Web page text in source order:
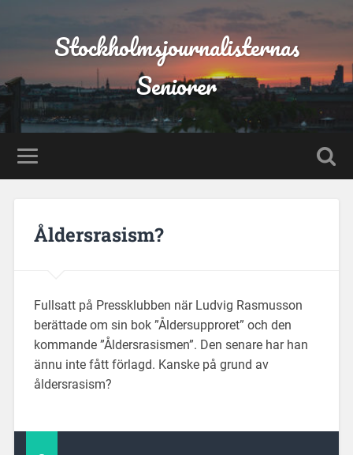
Stockholmsjournalisternas
Seniorer
Åldersrasism?
Fullsatt på Pressklubben när Ludvig Rasmusson
berättade om sin bok ”Åldersupproret” och den
kommande ”Åldersrasismen”. Den senare har han
ännu inte fått förlagd. Kanske på grund av
åldersrasism?